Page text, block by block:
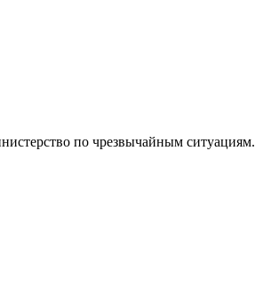
по чрезвычайным ситуациям.